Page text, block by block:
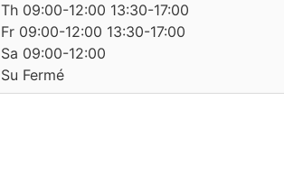
Th 09:00-12:00 13:30-17:00
Fr 09:00-12:00 13:30-17:00
Sa 09:00-12:00
Su Fermé